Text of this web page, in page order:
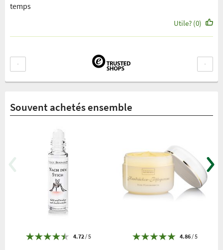
temps
Utile? (0)
Souvent achetés ensemble
4.72/ 5 4.86/ 5